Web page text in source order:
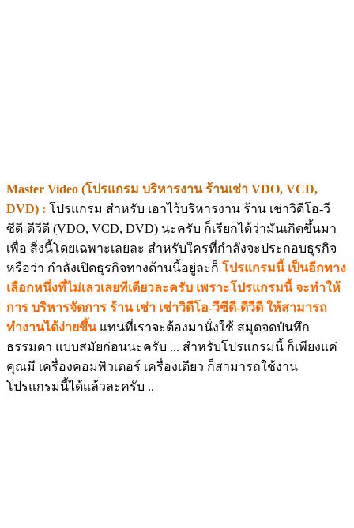
Master Video (โปรแกรม บริหารงาน ร้านเช่า VDO, VCD,
DVD) : โปรแกรม สำหรับ เอาไว้บริหารงาน ร้าน เช่าวิดีโอ-วี
ซีดี-ดีวีดี (VDO, VCD, DVD) นะครับ ก็เรียกได้ว่ามันเกิดขึ้นมา
เพื่อ สิ่งนี้โดยเฉพาะเลยละ สำหรับใครที่กำลังจะประกอบธุรกิจ
หรือว่า กำลังเปิดธุรกิจทางด้านนี้อยู่ละก็ โปรแกรมนี้ เป็นอีกทาง
เลือกหนึ่งที่ไม่เลวเลยทีเดียวละครับ เพราะโปรแกรมนี้ จะทำให้
การ บริหารจัดการ ร้าน เช่า เช่าวิดีโอ-วีซีดี-ดีวีดี ให้สามารถ
ทำงานได้ง่ายขึ้นแทนที่เราจะต้องมานั่งใช้ สมุดจดบันทึก
ธรรมดา แบบสมัยก่อนนะครับ ... สำหรับโปรแกรมนี้ ก็เพียงแค่
คุณมี เครื่องคอมพิวเตอร์ เครื่องเดียว ก็สามารถใช้งาน
โปรแกรมนี้ได้แล้วละครับ ..